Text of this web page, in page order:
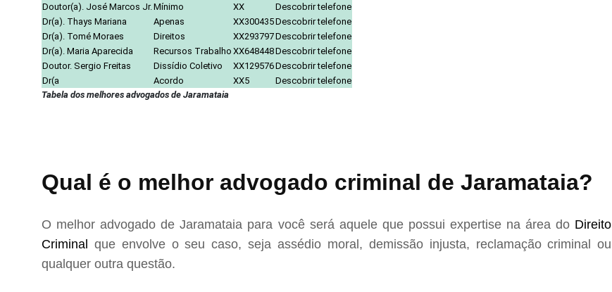
Doutor(a). José Marcos Jr. Mínimo XX
Descobrir telefone
Dr(a). Thays Mariana
Apenas XX300435Descobrir telefone
Dr(a). Tomé Moraes
Direitos XX293797Descobrir telefone
Dr(a). Maria Aparecida
Recursos Trabalho XX648448Descobrir telefone
Doutor. Sergio Freitas
Dissídio Coletivo XX129576Descobrir telefone
Dr(a
Acordo XX5
Descobrir telefone
Tabela dos melhores advogados de Jaramataia
Qual é o melhor advogado criminal de Jaramataia?
O melhor advogado de Jaramataia para você será aquele que possui expertise na área do Direito
Criminal que envolve o seu caso, seja assédio moral, demissão injusta, reclamação criminal ou
qualquer outra questão.